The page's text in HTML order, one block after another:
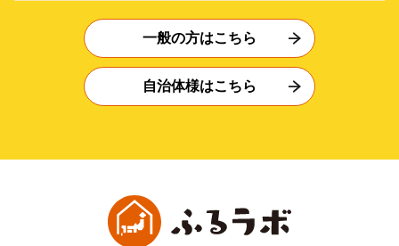
一般の方はこちら
自治体様はこちら